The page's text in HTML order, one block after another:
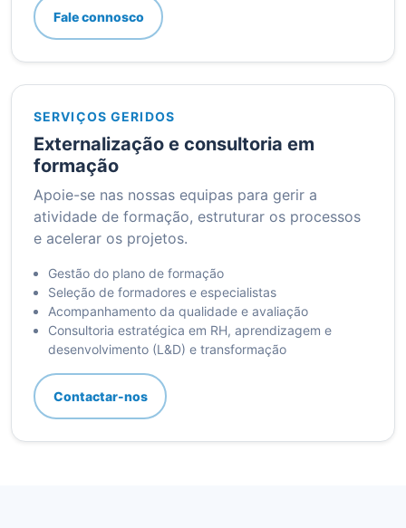
Fale connosco
SERVIÇOS GERIDOS
Externalização e consultoria em
formação
Apoie-se nas nossas equipas para gerir a
atividade de formação, estruturar os processos
e acelerar os projetos.
Gestão do plano de formação
Seleção de formadores e especialistas
Acompanhamento da qualidade e avaliação
Consultoria estratégica em RH, aprendizagem e
desenvolvimento (L&D) e transformação
Contactar-nos